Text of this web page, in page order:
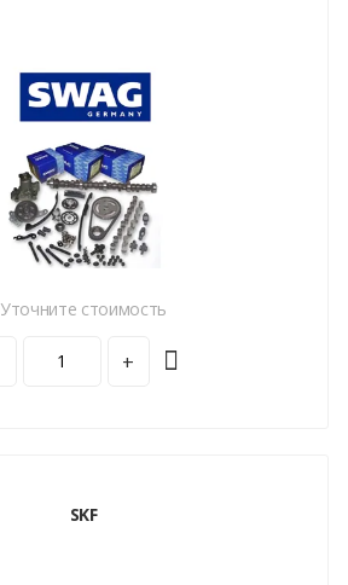
Уточните стоимость
+
SKF